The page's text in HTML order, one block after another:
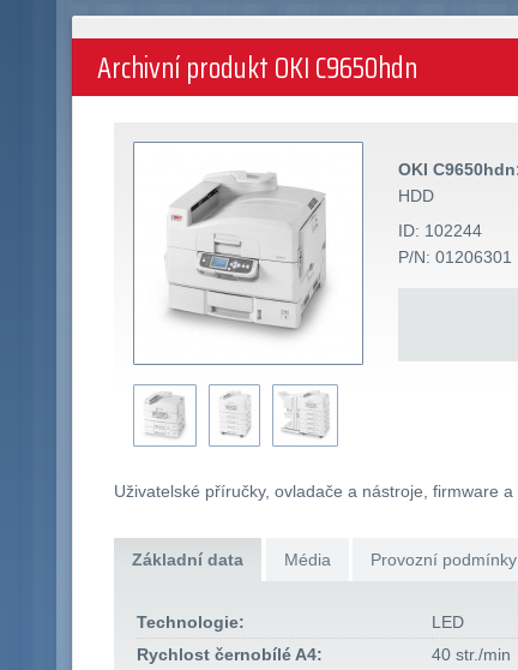
Archivní produkt OKI C9650hdn
OKI
HDD
ID: 102244
P/N: 01206301
Uživatelské příručky, ovladače a nástroje, firmware
Základní data Média Provozní podmínky
Technologie:
LED
Rychlost černobílé A4:
40 str./min